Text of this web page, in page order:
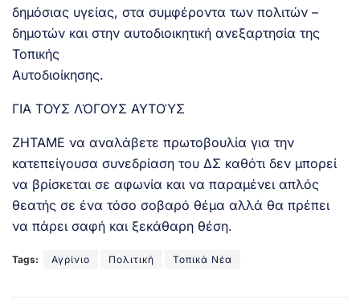
δημόσιας υγείας, στα συμφέροντα των πολιτών –
δημοτών και στην αυτοδιοικητική ανεξαρτησία της
Τοπικής
Αυτοδιοίκησης.
ΓΙΑ ΤΟΥΣ ΛΌΓΟΥΣ ΑΥΤΟΎΣ
ΖΗΤΑΜΕ να αναλάβετε πρωτοβουλία για την
κατεπείγουσα συνεδρίαση του ΔΣ καθότι δεν μπορεί
να βρίσκεται σε αφωνία και να παραμένει απλός
θεατής σε ένα τόσο σοβαρό θέμα αλλά θα πρέπει
να πάρει σαφή και ξεκάθαρη θέση.
Tags: Αγρίνιο Πολιτική Τοπικά Νέα